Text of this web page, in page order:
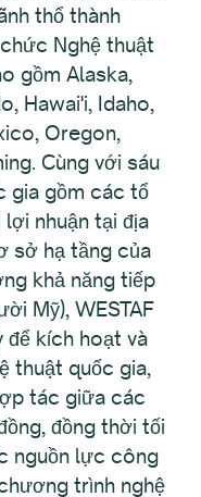
thổ thành
Nghệ thuật
gồm Alaska,
Hawai'i, Idaho,
Oregon,
Cùng với sáu
gia gồm các tổ
nhuận tại địa
sở hạ tầng của
khả năng tiếp
Mỹ), WESTAF
để kích hoạt và
thuật quốc gia,
tác giữa các
đồng thời tối
nguồn lực công
trình nghệ